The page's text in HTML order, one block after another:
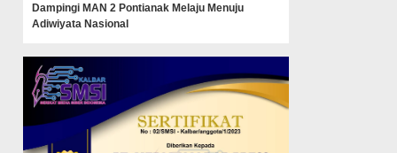
Dampingi MAN 2 Pontianak Melaju Menuju
Adiwiyata Nasional